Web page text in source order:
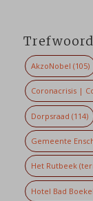
AkzoNobel (105)
Coronacrisis |
Dorpsraad (114)
Gemeente
Het Rutbeek
Hotel Bad